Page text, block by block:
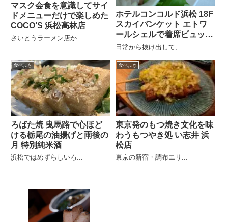
マスク会食を意識してサイ
ドメニューだけで楽しめた
COCO’S 浜松高林店
さいとうラーメン店か...
ホテルコンコルド浜松 18F
スカイバンケット エトワ
ールシェルで着席ビュッフ
ェ
日常から抜け出して、...
食べ歩き
ろばた焼 曳馬路で心ほど
ける栃尾の油揚げと雨後の
月 特別純米酒
浜松ではめずらしいろ...
食べ歩き
東京発のもつ焼き文化を味
わうもつやき処 い志井 浜
松店
東京の新宿・調布エリ...